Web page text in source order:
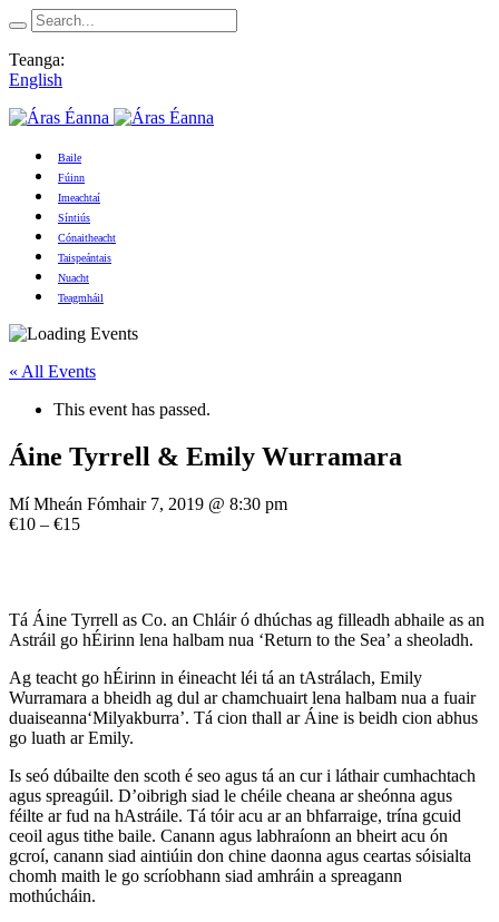
Teanga:
English
Baile
Fúinn
Imeachtaí
Síntiús
Cónaitheacht
Taispeántais
Nuacht
Teagmháil
« All Events
This event has passed.
Áine Tyrrell & Emily Wurramara
Mí Mheán Fómhair 7, 2019 @ 8:30 pm
€10 – €15
Tá Áine Tyrrell as Co. an Chláir ó dhúchas ag filleadh abhaile as an
Astráil go hÉirinn lena halbam nua ‘Return to the Sea’ a sheoladh.
Ag teacht go hÉirinn in éineacht léi tá an tAstrálach, Emily
Wurramara a bheidh ag dul ar chamchuairt lena halbam nua a fuair
duaiseanna‘Milyakburra’. Tá cion thall ar Áine is beidh cion abhus
go luath ar Emily.
Is seó dúbailte den scoth é seo agus tá an cur i láthair cumhachtach
agus spreagúil. D’oibrigh siad le chéile cheana ar sheónna agus
féilte ar fud na hAstráile. Tá tóir acu ar an bhfarraige, trína gcuid
ceoil agus tithe baile. Canann agus labhraíonn an bheirt acu ón
gcroí, canann siad aintiúin don chine daonna agus ceartas sóisialta
chomh maith le go scríobhann siad amhráin a spreagann
mothúcháin.